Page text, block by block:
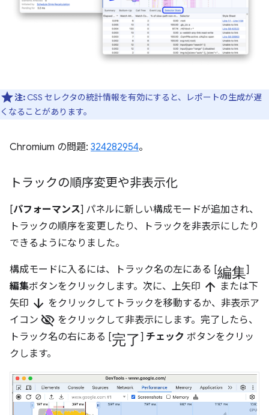
注: CSS セレクタの統計情報を有効にすると、レポートの生成が遅
くなることがあります。
Chromium の問題: 324282954。
トラックの順序変更や非表示化
[パフォーマンス] パネルに新しい構成モードが追加され、
トラックの順序を変更したり、トラックを非表示にしたり
できるようになりました。
構成モードに入るには、トラック名の左にある [編集]
編集ボタンをクリックします。次に、上矢印 arrow_upward または下
矢印 arrow_downward をクリックしてトラックを移動するか、非表示ア
イコン visibility_off をクリックして非表示にします。完了したら、
トラック名の右にある [完了 ] チェック ボタンをクリッ
クします。